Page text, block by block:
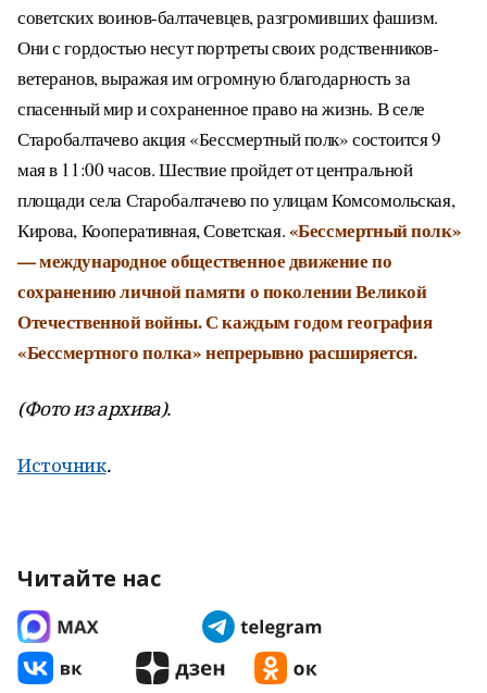
советских воинов-балтачевцев, разгромивших фашизм.
Они с гордостью несут портреты своих родственников-
ветеранов, выражая им огромную благодарность за
спасенный мир и сохраненное право на жизнь. В селе
Старобалтачево акция «Бессмертный полк» состоится 9
мая в 11:00 часов. Шествие пройдет от центральной
площади села Старобалтачево по улицам Комсомольская,
Кирова, Кооперативная, Советская.«Бессмертный полк»
— международное общественное движение по
сохранению личной памяти о поколении Великой
Отечественной войны. С каждым годом география
«Бессмертного полка» непрерывно расширяется.
(Фото из архива).
Источник.
Читайте нас